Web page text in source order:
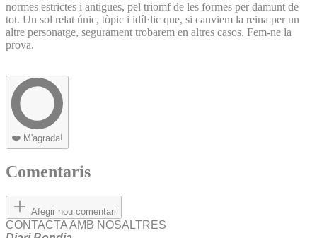
normes estrictes i antigues, pel triomf de les formes per damunt de
tot. Un sol relat únic, tòpic i idíl·lic que, si canviem la reina per un
altre personatge, segurament trobarem en altres casos. Fem-ne la
prova.
❤️ M'agrada!
Comentaris
Afegir nou comentari
CONTACTA AMB NOSALTRES